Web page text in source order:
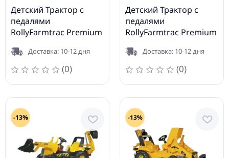
Детский Трактор с
педалями
RollyFarmtrac Premium
720002Доставка: 10-12 дня
(0)
Детский Трактор с
педалями
RollyFarmtrac Premium
Доставка: 10-12 дня
(0)
-13% -13%